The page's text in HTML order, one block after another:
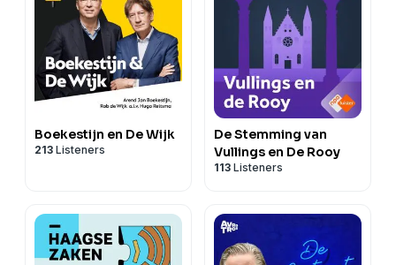
Boekestijn en De Wijk
213 Listeners
De Stemming van
Vullings en De Rooy
113 Listeners